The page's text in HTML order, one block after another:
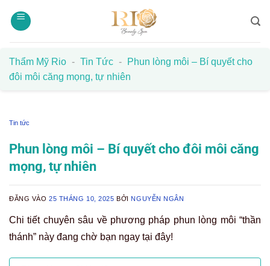
qua
Thẩm Mỹ Rio - Tin Tức -
Phun lòng môi – Bí quyết cho
đôi môi căng mọng, tự nhiên
Tin tức
Phun lòng môi – Bí quyết cho đôi môi căng
mọng, tự nhiên
ĐĂNG VÀO25 THÁNG 10, 2025 BỞI NGUYỄN NGÂN
Chi tiết chuyên sâu về phương pháp phun lòng môi “thần
thánh” này đang chờ bạn ngay tại đây!